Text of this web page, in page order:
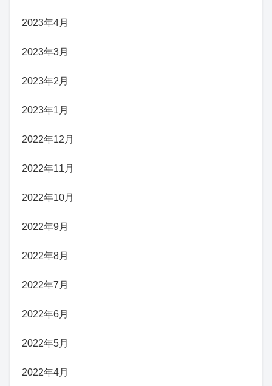
2023年4月
2023年3月
2023年2月
2023年1月
2022年12月
2022年11月
2022年10月
2022年9月
2022年8月
2022年7月
2022年6月
2022年5月
2022年4月